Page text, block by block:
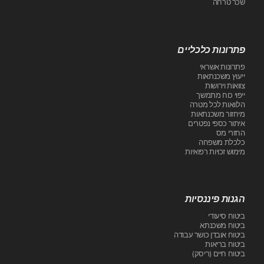
שכר טרחה
פתרונות כלכליים
פתרונות אשראי
ייעוץ משכנתאות
צוואות וירושות
ייפוי כוח מתמשך
הלוואות לכל מטרה
מיחזור משכנתאות
איתור כספי נפטרים
החזרי מס
כלכלת משפחה
מימוש זכויות רפואיות
הגנות פיננסיות
ביטוח סיעודי
ביטוח משכנתא
ביטוח אובדן כושר עבודה
ביטוח בריאות
ביטוח חיים (ריסק)